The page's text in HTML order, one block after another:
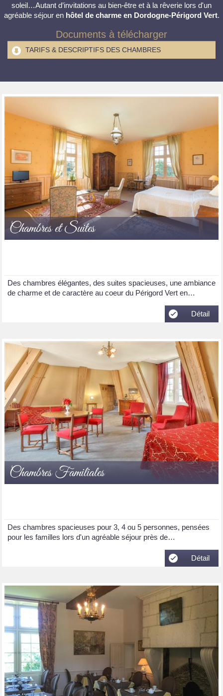
soleil…Autant d’invitations au bien-être et à la rêverie lors d'un
agréable séjour enhôtel de charme en Dordogne-Périgord Vert.
Documents à télécharger
TARIFS & DESCRIPTIFS DES CHAMBRES
Chambres et Suites
Des chambres élégantes, des suites spacieuses, une ambiance
de charme et de caractère au coeur du Périgord Vert en…
Détail
Chambres Familiales
Des chambres spacieuses pour 3, 4 ou 5 personnes, pensées
pour les familles lors d'un agréable séjour près de…
Détail